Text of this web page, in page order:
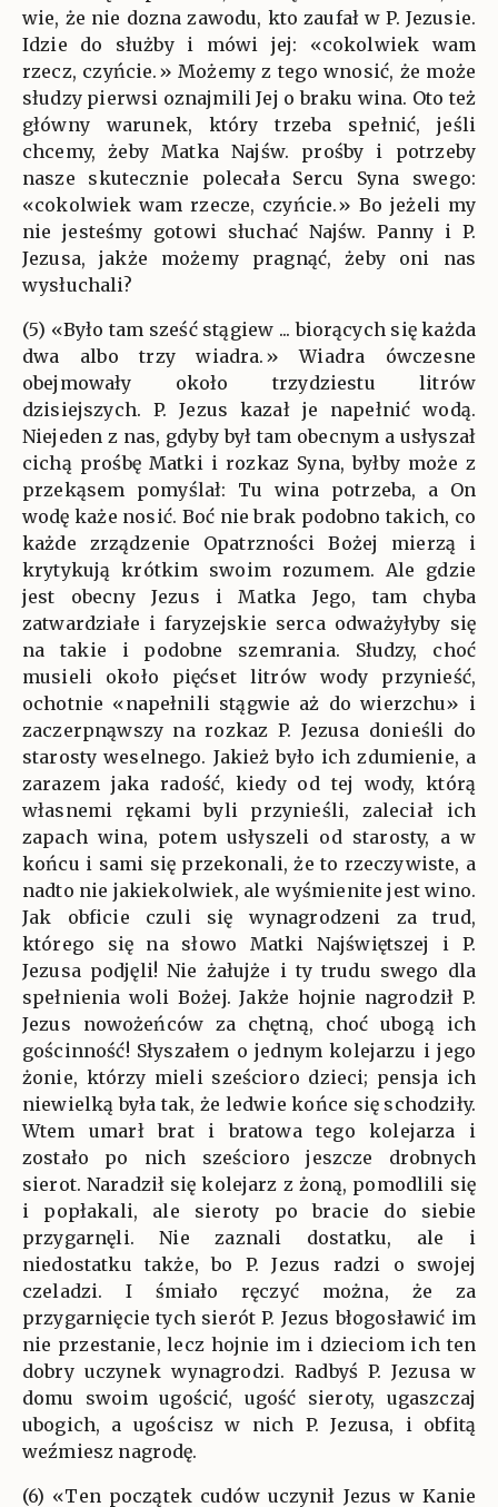
wie, że nie dozna zawodu, kto zaufał w P. Jezusie.
Idzie do służby i mówi jej: «cokolwiek wam
rzecz, czyńcie.» Możemy z tego wnosić, że może
słudzy pierwsi oznajmili Jej o braku wina. Oto też
główny warunek, który trzeba spełnić, jeśli
chcemy, żeby Matka Najśw. prośby i potrzeby
nasze skutecznie polecała Sercu Syna swego:
«cokolwiek wam rzecze, czyńcie.» Bo jeżeli my
nie jesteśmy gotowi słuchać Najśw. Panny i P.
Jezusa, jakże możemy pragnąć, żeby oni nas
wysłuchali?
(5) «Było tam sześć stągiew ... biorących się każda
dwa albo trzy wiadra.» Wiadra ówczesne
obejmowały około trzydziestu litrów
dzisiejszych. P. Jezus kazał je napełnić wodą.
Niejeden z nas, gdyby był tam obecnym a usłyszał
cichą prośbę Matki i rozkaz Syna, byłby może z
przekąsem pomyślał: Tu wina potrzeba, a On
wodę każe nosić. Boć nie brak podobno takich, co
każde zrządzenie Opatrzności Bożej mierzą i
krytykują krótkim swoim rozumem. Ale gdzie
jest obecny Jezus i Matka Jego, tam chyba
zatwardziałe i faryzejskie serca odważyłyby się
na takie i podobne szemrania. Słudzy, choć
musieli około pięćset litrów wody przynieść,
ochotnie «napełnili stągwie aż do wierzchu» i
zaczerpnąwszy na rozkaz P. Jezusa donieśli do
starosty weselnego. Jakież było ich zdumienie, a
zarazem jaka radość, kiedy od tej wody, którą
własnemi rękami byli przynieśli, zaleciał ich
zapach wina, potem usłyszeli od starosty, a w
końcu i sami się przekonali, że to rzeczywiste, a
nadto nie jakiekolwiek, ale wyśmienite jest wino.
Jak obficie czuli się wynagrodzeni za trud,
którego się na słowo Matki Najświętszej i P.
Jezusa podjęli! Nie żałujże i ty trudu swego dla
spełnienia woli Bożej. Jakże hojnie nagrodził P.
Jezus nowożeńców za chętną, choć ubogą ich
gościnność! Słyszałem o jednym kolejarzu i jego
żonie, którzy mieli sześcioro dzieci; pensja ich
niewielką była tak, że ledwie końce się schodziły.
Wtem umarł brat i bratowa tego kolejarza i
zostało po nich sześcioro jeszcze drobnych
sierot. Naradził się kolejarz z żoną, pomodlili się
i popłakali, ale sieroty po bracie do siebie
przygarnęli. Nie zaznali dostatku, ale i
niedostatku także, bo P. Jezus radzi o swojej
czeladzi. I śmiało ręczyć można, że za
przygarnięcie tych sierót P. Jezus błogosławić im
nie przestanie, lecz hojnie im i dzieciom ich ten
dobry uczynek wynagrodzi. Radbyś P. Jezusa w
domu swoim ugościć, ugość sieroty, ugaszczaj
ubogich, a ugościsz w nich P. Jezusa, i obfitą
weźmiesz nagrodę.
(6) «Ten początek cudów uczynił Jezus w Kanie